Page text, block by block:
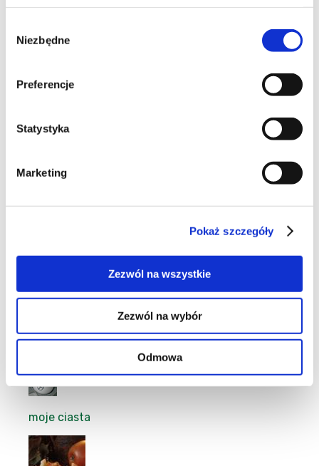
zgody
Niezbędne
Preferencje
Statystyka
Marketing
Pokaż szczegóły
Zezwól na wszystkie
Zezwól na wybór
Odmowa
moje ciasta
69
moje ciasta